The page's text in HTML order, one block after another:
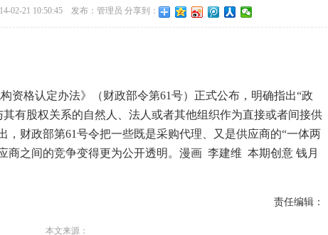
02-21 10:50:45 发布：管理员 分享到：
资格认定办法》（财政部令第61号）正式公布，明确指出“政
有股权关系的自然人、法人或者其他组织作为直接或者间接供
，财政部第61号令把一些既是采购代理、又是供应商的“一体两
商之间的竞争变得更为公开透明。漫画 李建维 本期创意 钱月
责任编辑：
本文来源：